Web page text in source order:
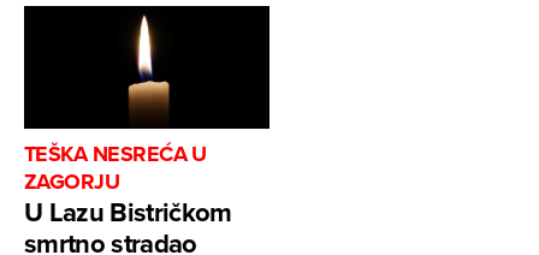
TEŠKA NESREĆA U
ZAGORJU
U Lazu Bistričkom
smrtno stradao